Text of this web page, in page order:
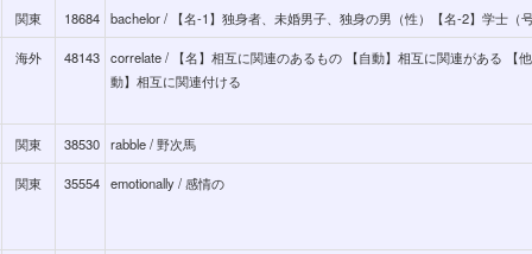
関東 18684 bachelor / 【名-1】独身者、未婚男子、独身の男（性）【名-2】学士（号
海外 48143 correlate / 【名】相互に関連のあるもの 【自動】相互に関連がある 【他
動】相互に関連付ける
関東 38530 rabble / 野次馬
関東 35554 emotionally / 感情の